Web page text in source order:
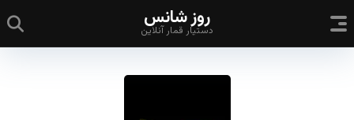
روز شانس
دستیار قمار آنلاین